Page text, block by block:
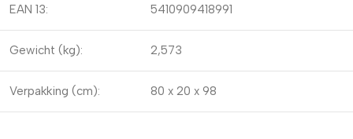
EAN 13: 5410909418991
Gewicht (kg): 2,573
Verpakking (cm): 80 x 20 x 98